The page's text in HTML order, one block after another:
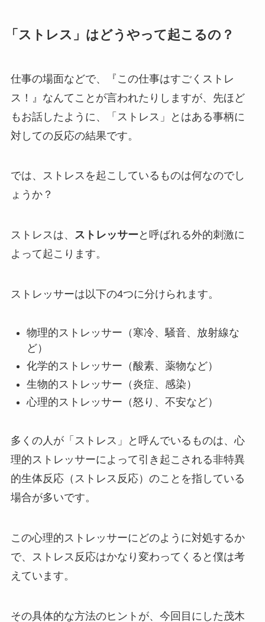
「ストレス」はどうやって起こるの？
仕事の場面などで、『この仕事はすごくストレ
ス！』なんてことが言われたりしますが、先ほど
もお話したように、「ストレス」とはある事柄に
対しての反応の結果です。
では、ストレスを起こしているものは何なのでし
ょうか？
ストレスは、 ストレッサー と呼ばれる外的刺激に
よって起こります。
ストレッサーは以下の4つに分けられます。
物理的ストレッサー（寒冷、騒音、放射線な
ど）
化学的ストレッサー（酸素、薬物など）
生物的ストレッサー（炎症、感染）
心理的ストレッサー（怒り、不安など）
多くの人が「ストレス」と呼んでいるものは、心
理的ストレッサーによって引き起こされる非特異
的生体反応（ストレス反応）のことを指している
場合が多いです。
この心理的ストレッサーにどのように対処するか
で、ストレス反応はかなり変わってくると僕は考
えています。
その具体的な方法のヒントが、今回目にした茂木